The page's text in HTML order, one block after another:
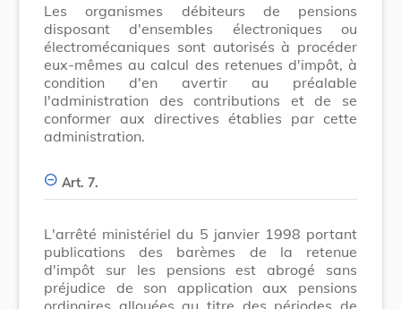
Les organismes débiteurs de pensions
disposant d'ensembles électroniques ou
électromécaniques sont autorisés à procéder
eux-mêmes au calcul des retenues d'impôt, à
condition d'en avertir au préalable
l'administration des contributions et de se
conformer aux directives établies par cette
administration.
Art. 7.
L'arrêté ministériel du 5 janvier 1998 portant
publications des barèmes de la retenue
d'impôt sur les pensions est abrogé sans
préjudice de son application aux pensions
ordinaires allouées au titre des périodes de